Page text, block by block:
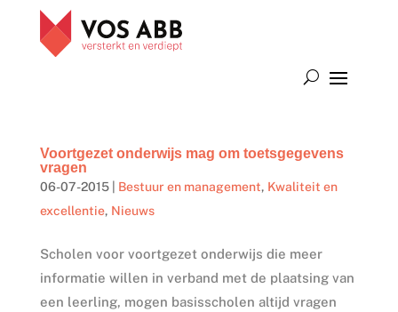
Voortgezet onderwijs mag om toetsgegevens
vragen
06-07-2015| Bestuur en management, Kwaliteit en
excellentie, Nieuws
Scholen voor voortgezet onderwijs die meer
informatie willen in verband met de plaatsing van
een leerling, mogen basisscholen altijd vragen